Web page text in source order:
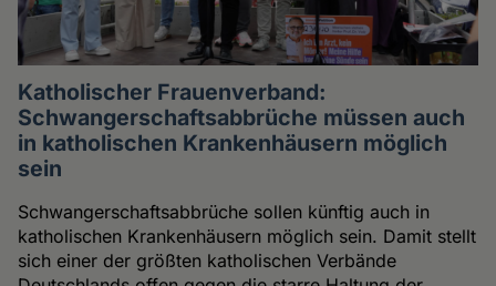
Katholischer Frauenverband:
Schwangerschaftsabbrüche müssen auch
in katholischen Krankenhäusern möglich
sein
Schwangerschaftsabbrüche sollen künftig auch in
katholischen Krankenhäusern möglich sein. Damit stellt
sich einer der größten katholischen Verbände